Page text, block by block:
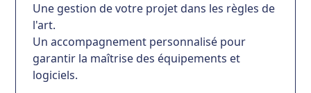
Une gestion de votre projet dans les règles de
l'art.
Un accompagnement personnalisé pour
garantir la maîtrise des équipements et
logiciels.